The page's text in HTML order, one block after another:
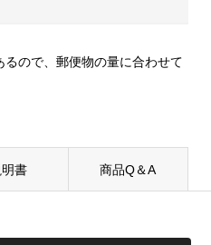
ので、郵便物の量に合わせて
書 商品Q＆A